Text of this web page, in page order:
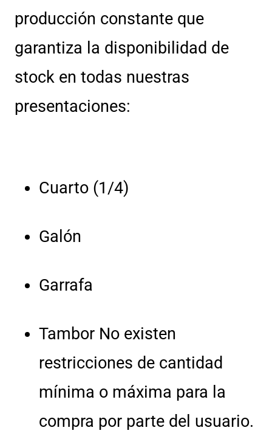
producción constante que
garantiza la disponibilidad de
stock en todas nuestras
presentaciones:
Cuarto (1/4)
Galón
Garrafa
Tambor No existen
restricciones de cantidad
mínima o máxima para la
compra por parte del usuario.